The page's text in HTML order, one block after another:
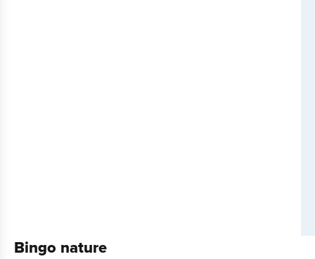
Bingo nature